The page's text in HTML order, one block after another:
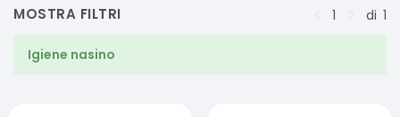
MOSTRA FILTRI 1 di 1
Igiene nasino